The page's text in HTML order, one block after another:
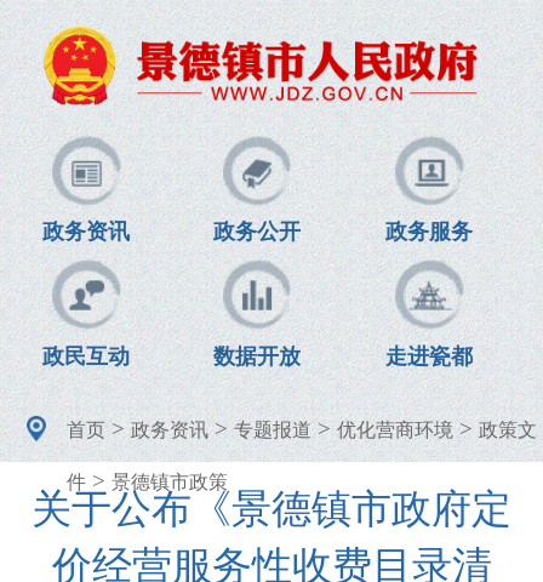
政务资讯 政务公开 政务服务
政民互动 数据开放 走进瓷都
首页>政务资讯>专题报道>优化营商环境>政策文
件> 景德镇市政策
关于公布《景德镇市政府定
价经营服务性收费目录清